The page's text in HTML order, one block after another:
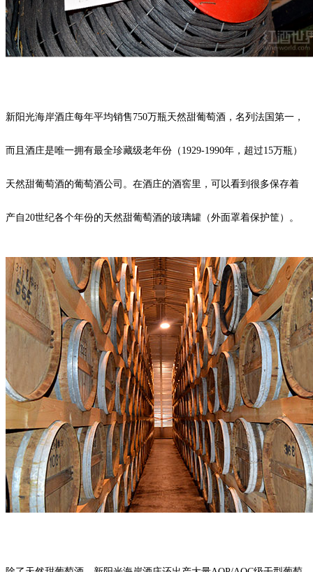
新阳光海岸酒庄每年平均销售750万瓶天然甜葡萄酒，名列法国第一，
而且酒庄是唯一拥有最全珍藏级老年份（1929-1990年，超过15万瓶）
天然甜葡萄酒的葡萄酒公司。在酒庄的酒窖里，可以看到很多保存着
产自20世纪各个年份的天然甜葡萄酒的玻璃罐（外面罩着保护筐）。